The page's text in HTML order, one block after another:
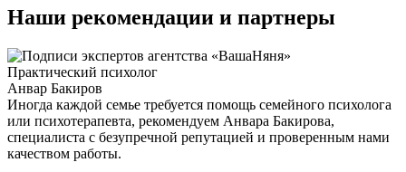
Наши рекомендации и партнеры
Практический психолог
Анвар Бакиров
Иногда каждой семье требуется помощь семейного психолога
или психотерапевта, рекомендуем Анвара Бакирова,
специалиста с безупречной репутацией и проверенным нами
качеством работы.